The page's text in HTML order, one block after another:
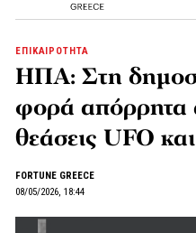
ΕΠΙΚΑΙΡΟΤΗΤΑ
ΗΠΑ: Στη
φορά απόρρητα
θεάσεις UFO
FORTUNE GREECE
08/05/2026, 18:44